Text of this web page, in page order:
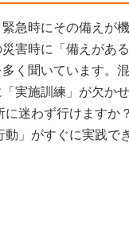
急時にその備えが
害時に「備えがあ
く聞いています。
実施訓練」が欠か
迷わず行けますか
」がすぐに実践で